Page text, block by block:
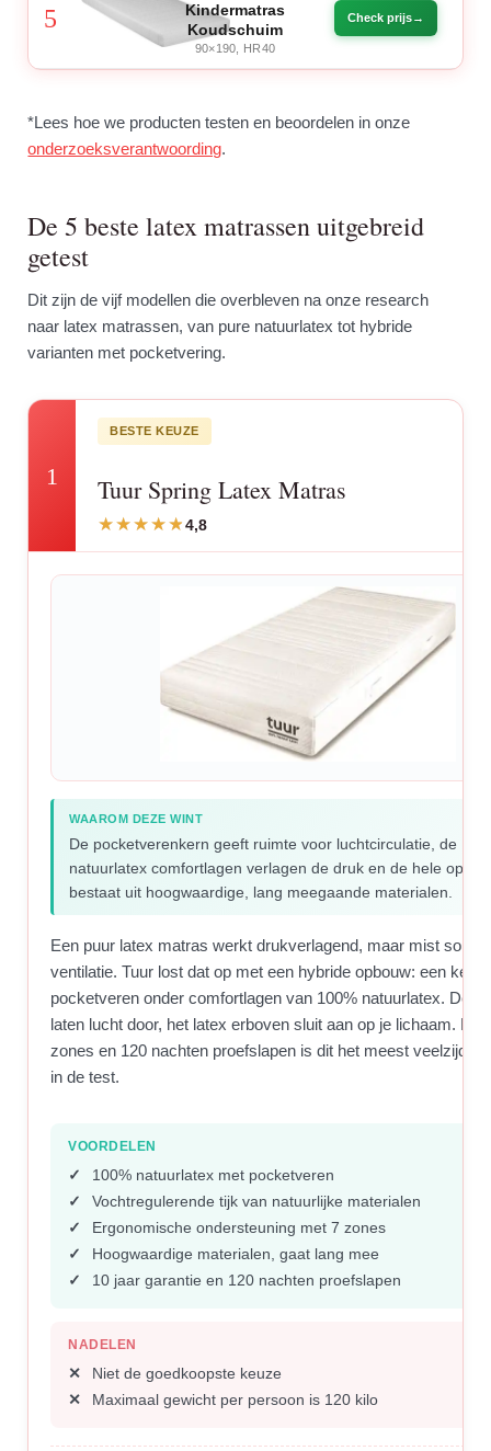
5
Kindermatras
Koudschuim
90×190, HR40
Check prijs
*Lees hoe we producten testen en beoordelen in onze
onderzoeksverantwoording.
De 5 beste latex matrassen uitgebreid
getest
Dit zijn de vijf modellen die overbleven na onze research
naar latex matrassen, van pure natuurlatex tot hybride
varianten met pocketvering.
1
BESTE KEUZE
Tuur Spring Latex Matras
4,8
WAAROM DEZE WINT
De pocketverenkern geeft ruimte voor luchtcirculatie, de
natuurlatex comfortlagen verlagen de druk en de hele
bestaat uit hoogwaardige, lang meegaande materialen.
Een puur latex matras werkt drukverlagend, maar mist soms
ventilatie. Tuur lost dat op met een hybride opbouw: een kern
pocketveren onder comfortlagen van 100% natuurlatex. De
laten lucht door, het latex erboven sluit aan op je lichaam.
zones en 120 nachten proefslapen is dit het meest
in de test.
VOORDELEN
100% natuurlatex met pocketveren
Vochtregulerende tijk van natuurlijke materialen
Ergonomische ondersteuning met 7 zones
Hoogwaardige materialen, gaat lang mee
10 jaar garantie en 120 nachten proefslapen
NADELEN
Niet de goedkoopste keuze
Maximaal gewicht per persoon is 120 kilo